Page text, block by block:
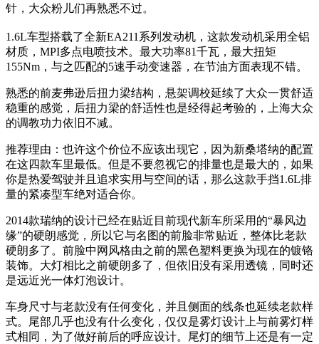
针，大众粉儿们再熟悉不过。
1.6L车型搭载了全新EA211系列发动机，这款发动机采用全铝
材质，MPI多点电喷技术。最大功率81千瓦，最大扭矩
155Nm，与之匹配的5速手动变速器，在节油方面表现不错。
熟悉的前麦弗逊后扭力梁结构，悬架调校延续了大众一贯舒适
稳重的感觉，后扭力梁的舒适性也是经得起考验的，上海大众
的调教功力依旧不减。
推荐理由：也许这个价位不应该出现它，因为新桑塔纳的配置
在这四款车里最低。但是不要忽视它的排量也是最大的，如果
你是热爱驾驶并且追求实用与空间的话，那么这款手挡1.6L排
量的紧凑型车绝对适合你。
2014款瑞纳的设计已经在贴近目前现代新车所采用的“暴风边
缘”的硬朗感觉，所以它与名图的前脸非常贴近，整体比老款
硬朗多了。 前脸中网风格由之前的黑色塑料更换为现在的镀铬
装饰。 大灯相比之前硬朗多了，但依旧没有采用透镜，同时还
是远近光一体灯泡设计。
车身尺寸与老款没有任何变化，并且侧面的线条也延续老款样
式。 尾部几乎也没有什么变化，仅仅是雾灯设计上与前雾灯样
式相同，为了做好前后的呼应设计。 尾灯的细节上还是有一定